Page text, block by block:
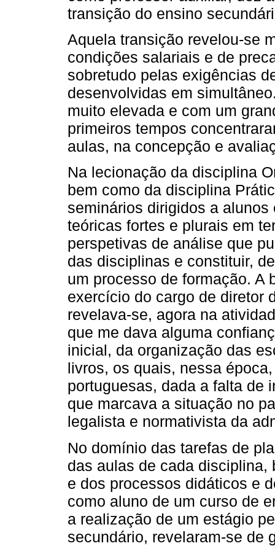
transição do ensino
Aquela transição revelou-se
condições salariais e de
sobretudo pelas exigências
desenvolvidas em
muito elevada e com um
primeiros tempos
aulas, na concepção e
Na lecionação da disciplina
bem como da disciplina
seminários dirigidos a
teóricas fortes e plurais em
perspetivas de análise que
das disciplinas e constituir,
um processo de formação. A
exercício do cargo de diretor
revelava-se, agora na
que me dava alguma
inicial, da organização das
livros, os quais, nessa
portuguesas, dada a falta de
que marcava a situação no
legalista e normativista da
No domínio das tarefas de
das aulas de cada
e dos processos didáticos e
como aluno de um curso de
a realização de um estágio
secundário, revelaram-se de